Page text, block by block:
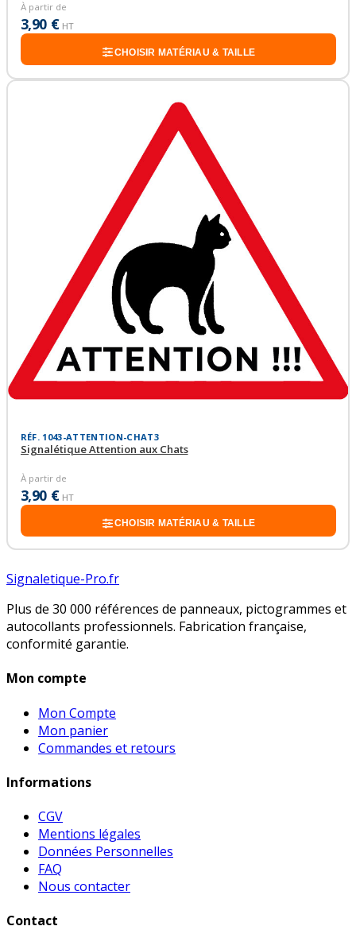
À partir de
3,90 € HT
CHOISIR MATÉRIAU & TAILLE
RÉF. 1043-ATTENTION-CHAT3
Signalétique Attention aux Chats
À partir de
3,90 € HT
CHOISIR MATÉRIAU & TAILLE
Signaletique-Pro.fr
Plus de 30 000 références de panneaux, pictogrammes et
autocollants professionnels. Fabrication française,
conformité garantie.
Mon compte
Mon Compte
Mon panier
Commandes et retours
Informations
CGV
Mentions légales
Données Personnelles
FAQ
Nous contacter
Contact